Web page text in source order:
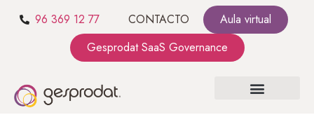
96 369 12 77 CONTACTO
Aula virtual
Gesprodat SaaS Governance